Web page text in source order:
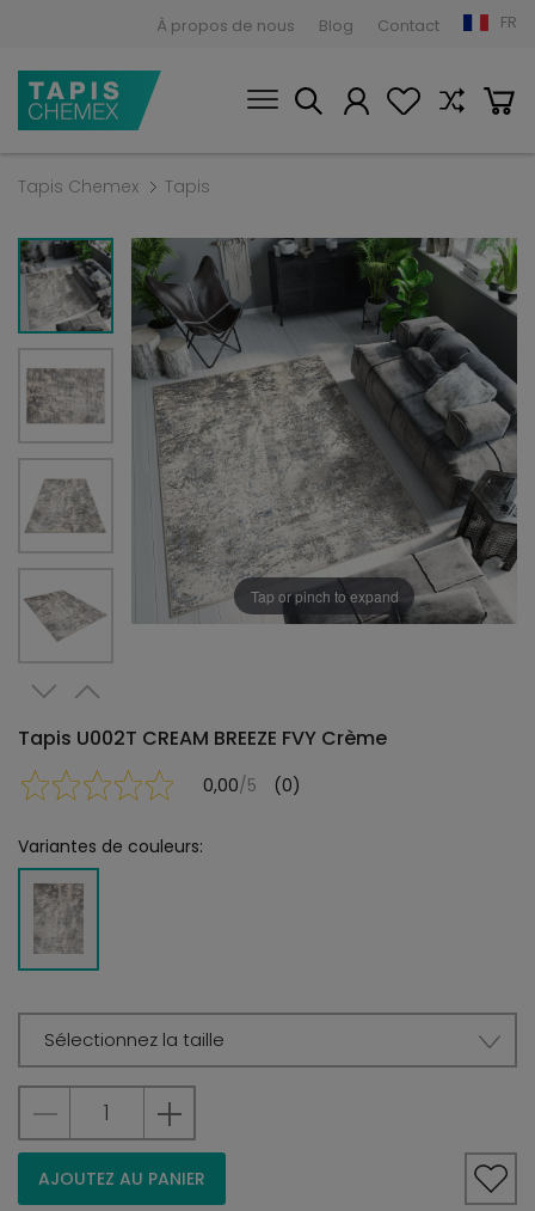
À propos de nous Blog Contact FR
Tapis Chemex Tapis
Tap or pinch to expand
Tapis U002T CREAM BREEZE FVY Crème
0,00/5 (0)
Variantes de couleurs:
Sélectionnez la taille
AJOUTEZ AU PANIER